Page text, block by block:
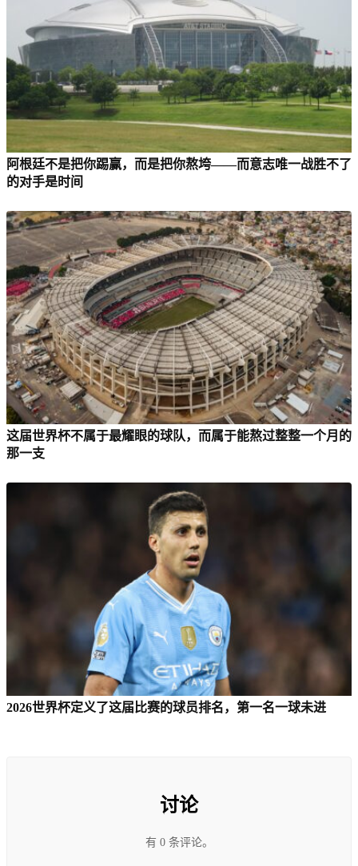
阿根廷不是把你踢赢，而是把你熬垮——而意志唯一战胜不了
的对手是时间
这届世界杯不属于最耀眼的球队，而属于能熬过整整一个月的
那一支
2026世界杯定义了这届比赛的球员排名，第一名一球未进
讨论
有 0 条评论。